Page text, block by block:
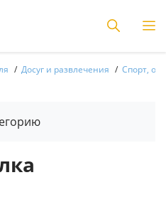
Досуг и развлечения Спорт,